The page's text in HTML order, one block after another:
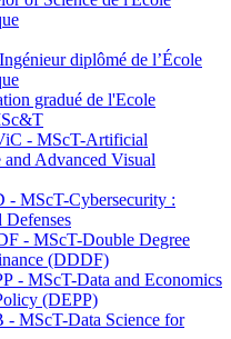
diplômé de l’École
gradué de l'Ecole
- MScT-Artificial
and Advanced Visual
- MScT-Cybersecurity :
Defenses
- MScT-Double Degree
(DDDF)
- MScT-Data and Economics
(DEPP)
- MScT-Data Science for